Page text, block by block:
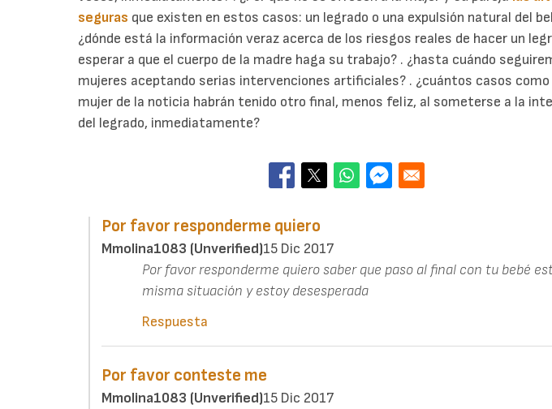
seguras que existen en estos casos: un legrado o una expulsión natural del
¿dónde está la información veraz acerca de los riesgos reales de hacer un
esperar a que el cuerpo de la madre haga su trabajo? . ¿hasta cuándo
mujeres aceptando serias intervenciones artificiales? . ¿cuántos casos como
mujer de la noticia habrán tenido otro final, menos feliz, al someterse a la
del legrado, inmediatamente?
Por favor responderme quiero
Mmolina1083 (unverified)15 Dic 2017
Por favor responderme quiero saber que paso al final con tu bebé
misma situación y estoy desesperada
Respuesta
Por favor conteste me
Mmolina1083 (unverified)15 Dic 2017